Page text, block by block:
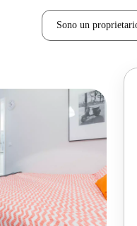
Sono un